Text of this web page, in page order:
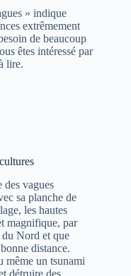
» indique
extrêmement
de beaucoup
êtes intéressé par
lire.
des vagues
sa planche de
les hautes
magnifique, par
du Nord et que
distance.
même un tsunami
détruire des